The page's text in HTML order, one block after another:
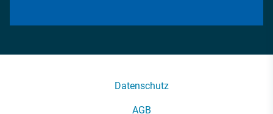
Datenschutz
AGB